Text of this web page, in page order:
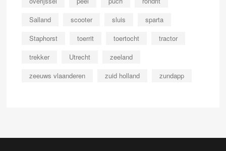
Salland
scooter sluis
sparta
Staphorst
toerrit toertocht
tractor
trekker
Utrecht
zeeland
zeeuws vlaanderen
zuid holland zundapp